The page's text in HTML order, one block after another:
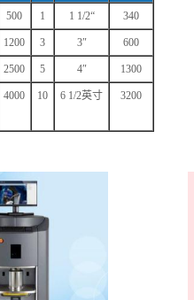
500 1 1 1/2“ 340
1200 3 3″ 600
2500 5 4″ 1300
4000 10 6 1/2英寸 3200